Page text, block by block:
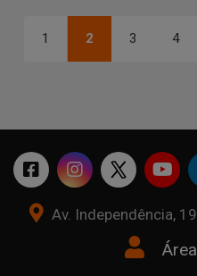
1 2 3 4
Av. Independência,